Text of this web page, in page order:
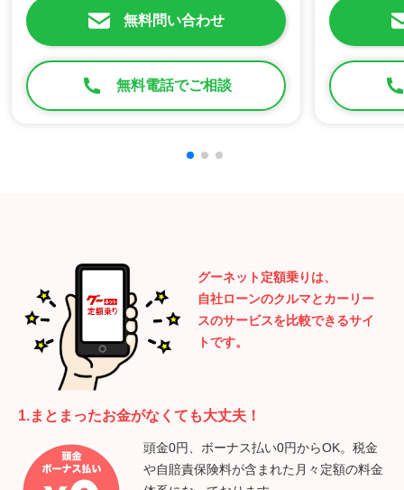
無料問い合わせ
無料電話でご相談
グーネット定額乗りは、
自社ローンのクルマとカーリー
スのサービスを比較できるサイ
トです。
1.まとまったお金がなくても大丈夫！
頭金0円、ボーナス払い0円からOK。税金
や自賠責保険料が含まれた月々定額の料金